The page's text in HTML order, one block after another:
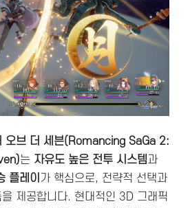
오브 더 세븐(Romancing SaGa 2:
는 자유도 높은 전투 시스템과
플레이 가 핵심으로, 전략적 선택과
제공합니다. 현대적인 3D 그래픽